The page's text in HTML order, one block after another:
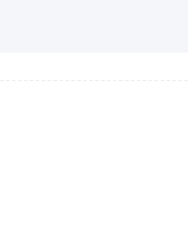
را به حداقل می‌رساند.
می‌سازد.